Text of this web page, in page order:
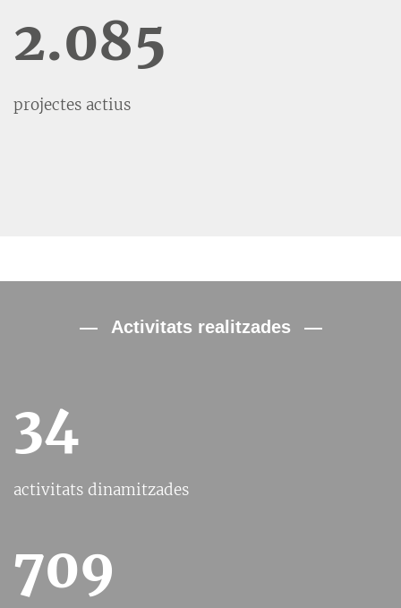
2.085
projectes actius
Activitats realitzades
34
activitats dinamitzades
709